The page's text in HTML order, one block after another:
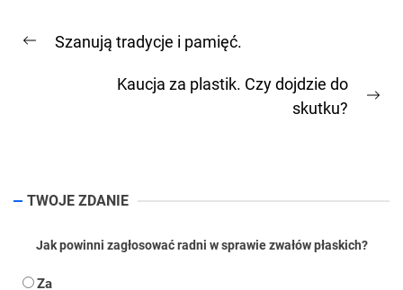
wpisu
Previous
Szanują tradycje i pamięć.
Kaucja za plastik. Czy dojdzie do
skutku?
TWOJE ZDANIE
Jak powinni zagłosować radni w sprawie zwałów płaskich?
Za